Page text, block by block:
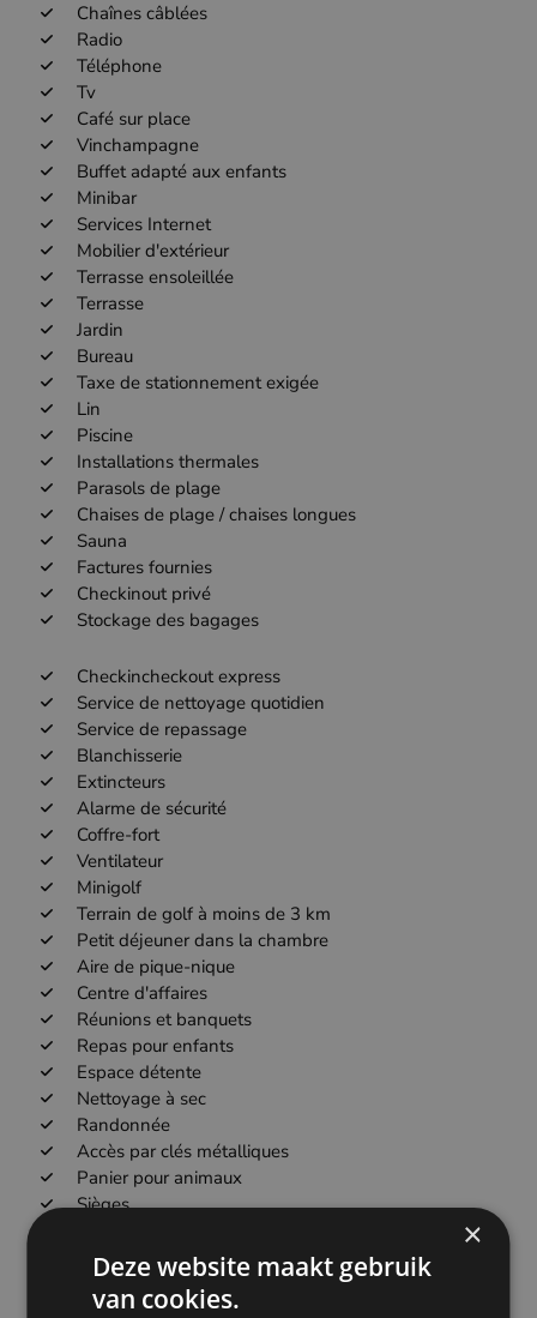
Chaînes câblées
Radio
Téléphone
Tv
Café sur place
Vinchampagne
Buffet adapté aux enfants
Minibar
Services Internet
Mobilier d'extérieur
Terrasse ensoleillée
Terrasse
Jardin
Bureau
Taxe de stationnement exigée
Lin
Piscine
Installations thermales
Parasols de plage
Chaises de plage / chaises longues
Sauna
Factures fournies
Checkinout privé
Stockage des bagages
Checkincheckout express
Service de nettoyage quotidien
Service de repassage
Blanchisserie
Extincteurs
Alarme de sécurité
Coffre-fort
Ventilateur
Minigolf
Terrain de golf à moins de 3 km
Petit déjeuner dans la chambre
Aire de pique-nique
Centre d'affaires
Réunions et banquets
Repas pour enfants
Espace détente
Nettoyage à sec
Randonnée
Accès par clés métalliques
Panier pour animaux
Sièges
Casiers
×
Deze website maakt gebruik
van cookies.